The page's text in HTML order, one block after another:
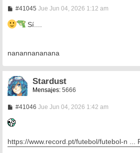
#41045M
s
Jue Jun 04, 2026 1:12 am
Sí....
nanannananana
Stardust
Mensajes: 5666
#41046M
j
e
Jue Jun 04, 2026 1:42 am
https://www.record.pt/futebol/futebol-n ...